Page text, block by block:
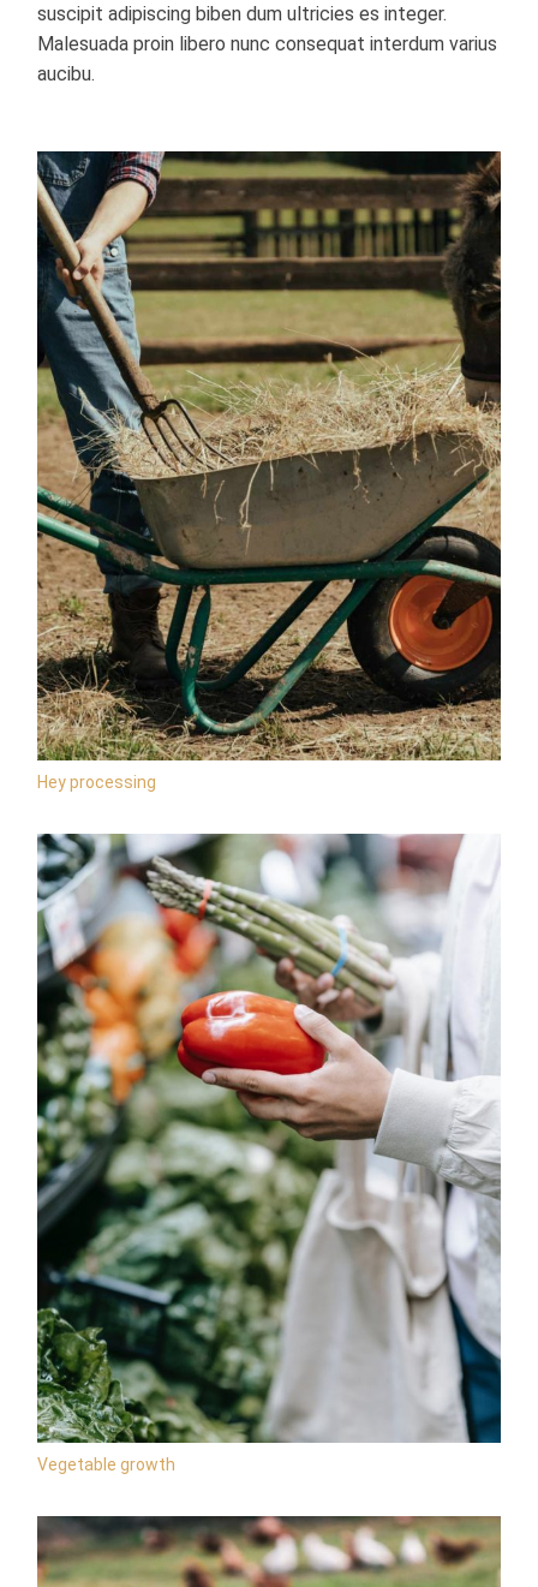
suscipit adipiscing biben dum ultricies es integer.
Malesuada proin libero nunc consequat interdum varius
aucibu.
Hey processing
Vegetable growth